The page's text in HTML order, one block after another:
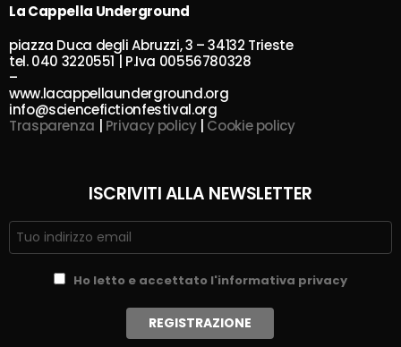
La Cappella Underground
piazza Duca degli Abruzzi, 3 – 34132 Trieste
tel. 040 3220551 | P.Iva 00556780328
–
www.lacappellaunderground.org
info@sciencefictionfestival.org
Trasparenza | Privacy policy| Cookie policy
ISCRIVITI ALLA NEWSLETTER
Ho letto e accettato l'informativa privacy